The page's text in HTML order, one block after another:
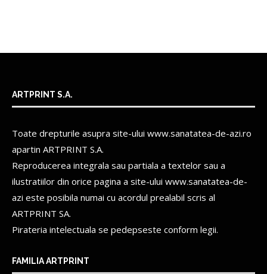
ARTPRINT S.A.
Toate drepturile asupra site-ului www.sanatatea-de-azi.ro
apartin ARTPRINT S.A.
Reproducerea integrala sau partiala a textelor sau a
ilustratiilor din orice pagina a site-ului www.sanatatea-de-
azi este posibila numai cu acordul prealabil scris al
ARTPRINT SA.
Pirateria intelectuala se pedepseste conform legii.
FAMILIA ARTPRINT